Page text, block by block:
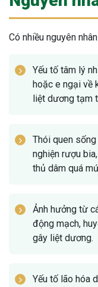
Có nhiều nguyên
Yếu tố tâm lý
hoặc e ngại về
liệt dương tạm
Thói quen
nghiện rượu
thủ dâm quá
Ảnh hưởng từ
động mạch,
gây liệt dương.
Yếu tố lão hóa